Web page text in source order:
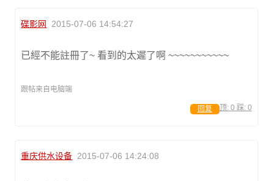
碟影网 2015-07-06 14:54:27
已經不能註冊了~ 看到的太遲了啊 ~~~~~~~~~~~
跟帖来自电脑端
顶: 0 踩: 0
回复
重庆供水设备 2015-07-06 14:24:08